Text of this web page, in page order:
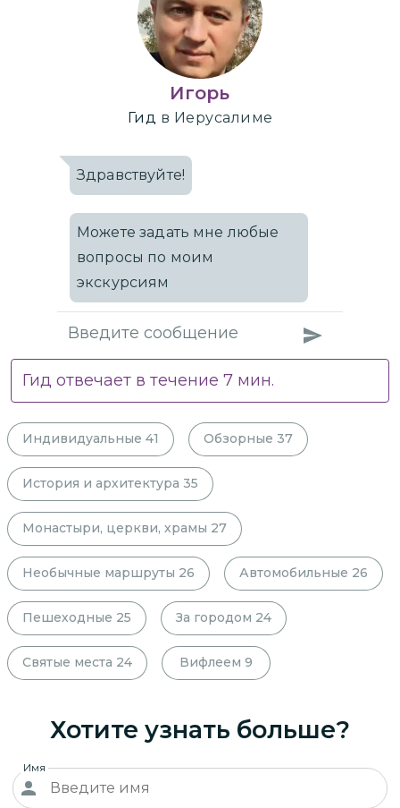
Игорь
Гид в Иерусалиме
Здравствуйте!
Можете задать мне любые
вопросы по моим
экскурсиям
Гид отвечает в течение 7 мин.
Индивидуальные 41 Обзорные 37
История и архитектура 35
Монастыри, церкви, храмы 27
Необычные маршруты 26 Автомобильные 26
Пешеходные 25 За городом 24
Святые места 24 Вифлеем 9
Хотите узнать больше?
Имя